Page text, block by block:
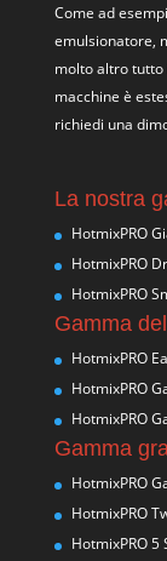
Come ad
emulsionatore,
molto altro tutto
macchine è
richiedi una
La nostra
HotmixPRO
HotmixPRO
HotmixPRO
Gamma
HotmixPRO
HotmixPRO
HotmixPRO
Gamma
HotmixPRO
HotmixPRO
HotmixPRO 5